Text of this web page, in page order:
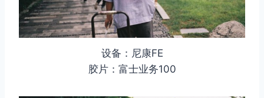
设备：尼康FE
胶片：富士业务100